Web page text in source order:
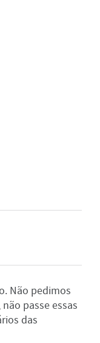
Não pedimos
passe essas
das